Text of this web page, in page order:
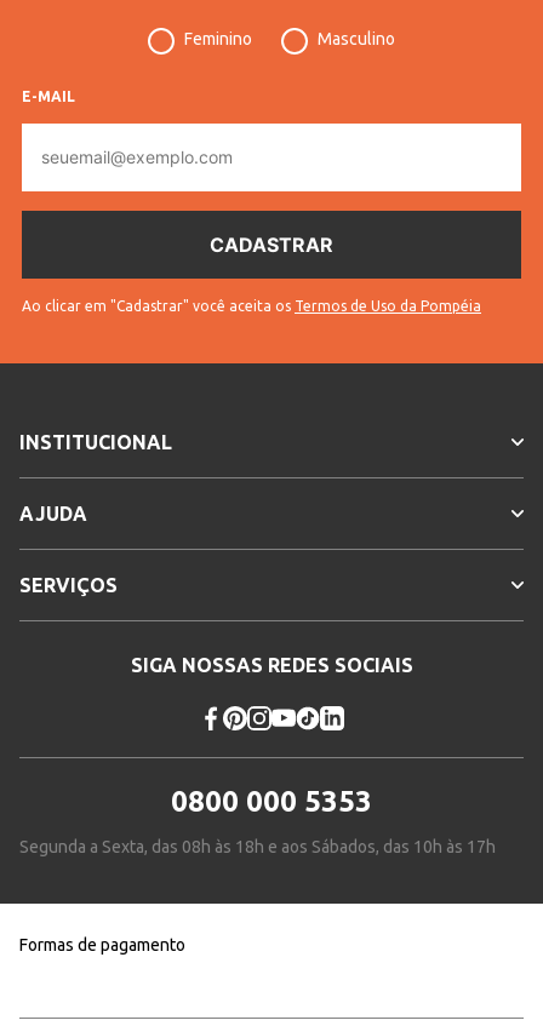
Feminino Masculino
E-MAIL
mail
Ao clicar em "Cadastrar" você aceita os Termos de Uso da Pompéia
INSTITUCIONAL
AJUDA
SERVIÇOS
SIGA NOSSAS REDES SOCIAIS
0800 000 5353
Segunda a Sexta, das 08h às 18h e aos Sábados, das 10h às 17h
Formas de pagamento